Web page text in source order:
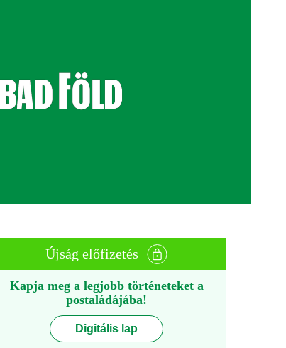
Újság előfizetés
Kapja meg a legjobb történeteket a
postaládájába!
Digitális lap